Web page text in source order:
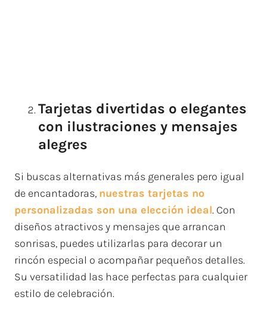
Tarjetas divertidas o elegantes
con ilustraciones y mensajes
alegres
Si buscas alternativas más generales pero igual
de encantadoras, nuestras tarjetas no
personalizadas son una elección ideal. Con
diseños atractivos y mensajes que arrancan
sonrisas, puedes utilizarlas para decorar un
rincón especial o acompañar pequeños detalles.
Su versatilidad las hace perfectas para cualquier
estilo de celebración.